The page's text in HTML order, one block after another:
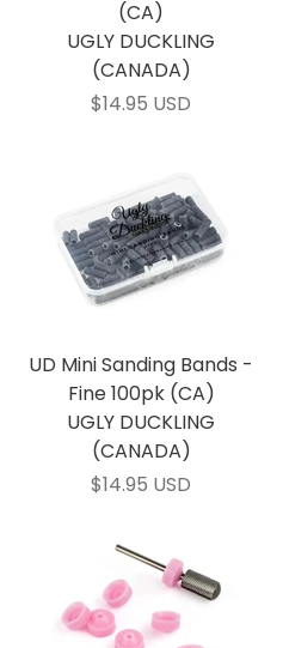
(CA)
UGLY DUCKLING
(CANADA)
$14.95 USD
UD Mini Sanding Bands -
Fine 100pk (CA)
UGLY DUCKLING
(CANADA)
$14.95 USD